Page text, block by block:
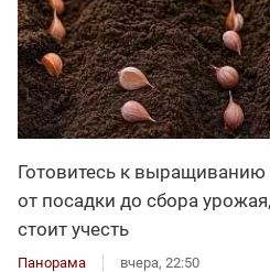
Готовитесь к выращиванию
от посадки до сбора
стоит учесть
Панорама вчера, 22:50